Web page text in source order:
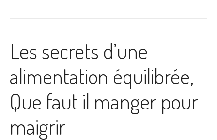
Les secrets d’une
alimentation équilibrée,
Que faut il manger pour
maigrir